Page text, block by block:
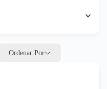
Ordenar Por